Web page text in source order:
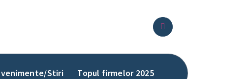
Stiri Topul firmelor 2025